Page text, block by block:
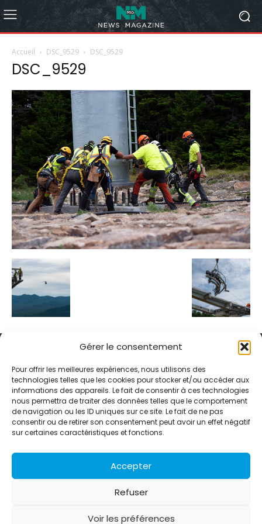
Gérer le consentement
Pour offrir les meilleures expériences, nous utilisons des
technologies telles que les cookies pour stocker et/ou accéder aux
informations des appareils. Le fait de consentir à ces technologies
nous permettra de traiter des données telles que le comportement
de navigation ou les ID uniques sur ce site. Le fait de ne pas
consentir ou de retirer son consentement peut avoir un effet négatif
sur certaines caractéristiques et fonctions.
Accepter
Refuser
Voir les préférences
Accueil DSC_9529 DSC_9529
DSC_9529
Alternative Média est une agence de relations presse et de
relations publiques basée à Grenoble. Depuis 1995, elle conçoit et
pilote des stratégies de visibilité en France et à l’international
grâce à un réseau d’agences partenaires.